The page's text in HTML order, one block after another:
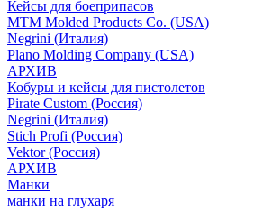
Кейсы для боеприпасов
MTM Molded Products Co. (USA)
Negrini (Италия)
Plano Molding Company (USA)
АРХИВ
Кобуры и кейсы для пистолетов
Pirate Custom (Россия)
Negrini (Италия)
Stich Profi (Россия)
Vektor (Россия)
АРХИВ
Манки
манки на глухаря